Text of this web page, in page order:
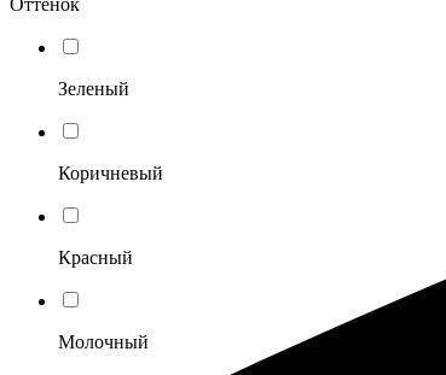
Зеленый
Коричневый
Красный
Молочный